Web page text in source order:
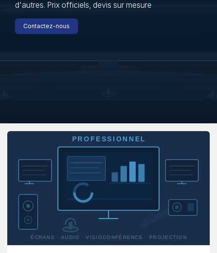
d'autres. Prix officiels, devis sur mesure
Contactez-nous